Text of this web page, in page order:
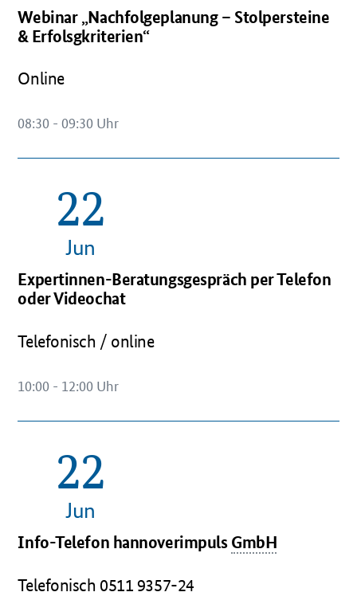
Webinar „Nachfolgeplanung – Stolpersteine
& Erfolsgkriterien“
Online
08:30 - 09:30 Uhr
22
Jun
Expertinnen-Beratungsgespräch per Telefon
oder Videochat
Telefonisch / online
10:00 - 12:00 Uhr
OeffnetEinzelsicht
22
Jun
Info-Telefon hannoverimpulsGmbH
Telefonisch 0511 9357-24
OeffnetEinzelsicht